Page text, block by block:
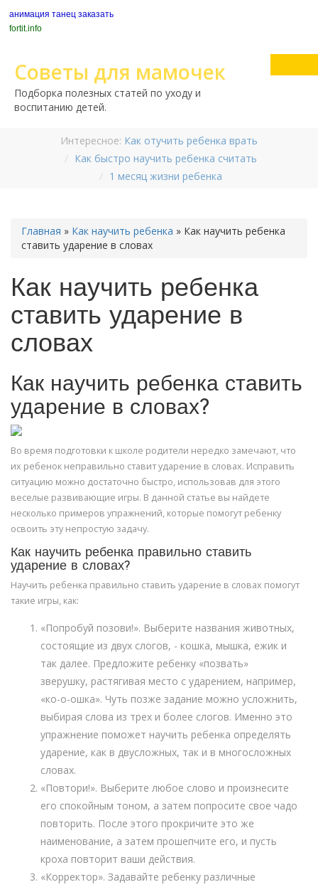
анимация танец заказать
fortit.info
Советы для мамочек
Подборка полезных статей по уходу и
воспитанию детей.
Интересное: Как отучить ребенка врать
Как быстро научить ребенка считать
1 месяц жизни ребенка
Главная » Как научить ребенка » Как научить ребенка
ставить ударение в словах
Как научить ребенка
ставить ударение в
словах
Как научить ребенка ставить
ударение в словах?
Во время подготовки к школе родители нередко замечают, что
их ребенок неправильно ставит ударение в словах. Исправить
ситуацию можно достаточно быстро, использовав для этого
веселые развивающие игры. В данной статье вы найдете
несколько примеров упражнений, которые помогут ребенку
освоить эту непростую задачу.
Как научить ребенка правильно ставить
ударение в словах?
Научить ребенка правильно ставить ударение в словах помогут
такие игры, как:
«Попробуй позови!». Выберите названия животных,
состоящие из двух слогов, - кошка, мышка, ежик и
так далее. Предложите ребенку «позвать»
зверушку, растягивая место с ударением, например,
«ко-о-ошка». Чуть позже задание можно усложнить,
выбирая слова из трех и более слогов. Именно это
упражнение поможет научить ребенка определять
ударение, как в двусложных, так и в многосложных
словах.
«Повтори!». Выберите любое слово и произнесите
его спокойным тоном, а затем попросите свое чадо
повторить. После этого прокричите это же
наименование, а затем прошепчите его, и пусть
кроха повторит ваши действия.
«Корректор». Задавайте ребенку различные